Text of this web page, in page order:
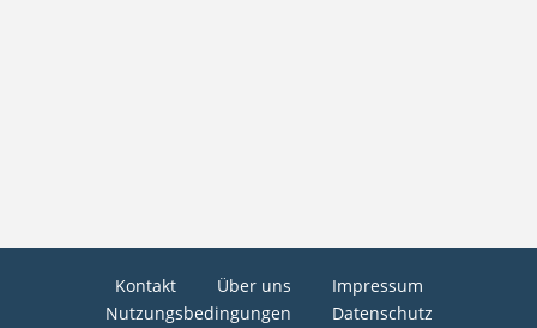
Kontakt Über uns
Impressum
Nutzungsbedingungen
Datenschutz